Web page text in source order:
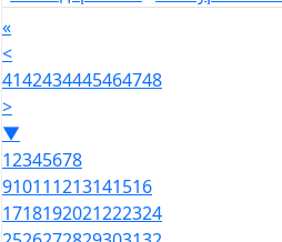
«
<
4142434445464748
>
▼
12345678
910111213141516
1718192021222324